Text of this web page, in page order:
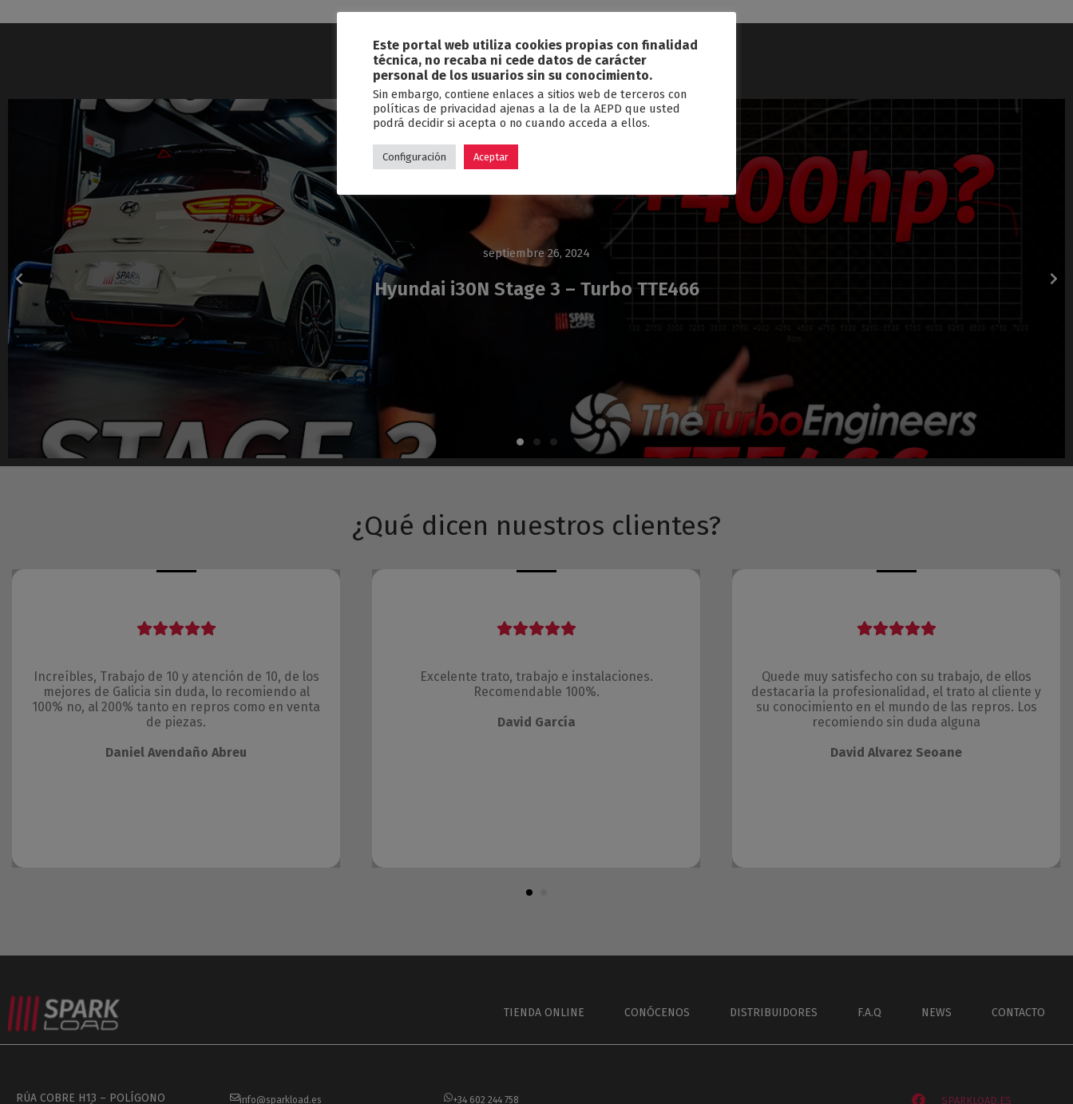
Blog
septiembre 26, 2024
Hyundai i30N Stage 3 – Turbo TTE466
¿Qué dicen nuestros clientes?
Increíbles, Trabajo de 10 y atención de 10, de los
mejores de Galicia sin duda, lo recomiendo al
100% no, al 200% tanto en repros como en venta
de piezas.
Daniel Avendaño Abreu
Excelente trato, trabajo e instalaciones.
Recomendable 100%.
David García
Quede muy satisfecho con su trabajo, de ellos
destacaría la profesionalidad, el trato al cliente y
su conocimiento en el mundo de las repros. Los
recomiendo sin duda alguna
David Alvarez Seoane
TIENDA ONLINE CONÓCENOS DISTRIBUIDORES F.A.Q NEWS CONTACTO
RÚA COBRE H13 – POLÍGONO
info@sparkload.es +34 602 244 758 SPARKLOAD.ES
Este portal web utiliza cookies propias con finalidad
técnica, no recaba ni cede datos de carácter
personal de los usuarios sin su conocimiento.
Sin embargo, contiene enlaces a sitios web de terceros con
políticas de privacidad ajenas a la de la AEPD que usted
podrá decidir si acepta o no cuando acceda a ellos.
Configuración Aceptar